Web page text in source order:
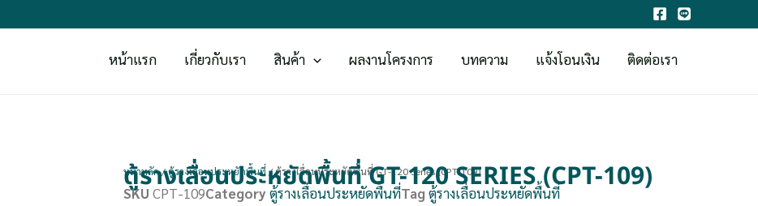
หน้าแรก เกี่ยวกับเรา สินค้า ผลงานโครงการ บทความ แจ้งโอนเงิน ติดต่อเรา
หน้าหลัก/ตู้รางเลื่อนประหยัดพื้นที่/ ตู้รางเลื่อนประหยัดพื้นที่ GT-120 Series (CPT-109)
ตู้รางเลื่อนประหยัดพื้นที่ GT-120 SERIES (CPT-109)
SKU CPT-109Category ตู้รางเลื่อนประหยัดพื้นที่Tag ตู้รางเลื่อนประหยัดพื้นที่